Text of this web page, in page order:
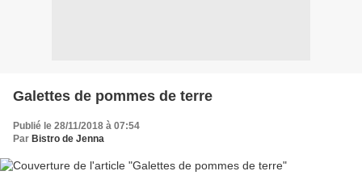
Galettes de pommes de terre
Publié le 28/11/2018 à 07:54
Par Bistro de Jenna